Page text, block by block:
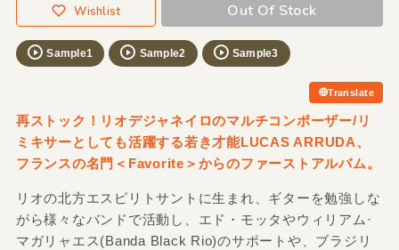
Wishlist Out Of Stock
Sample1 Sample2 Sample3
Translate
再ストック！リオデジャネイロのマルチコンポーザー/リ
ミキサーとしても活躍する若き才能LUCAS ARRUDA、
フランスの名門＜Favorite＞からのファーストアルバム。
リオの北方エスピリトサントに生まれ、ギターを勉強しな
がら様々なバンドで活動し、エド・モッタやウィリアム·
マガリャエス(Banda Black Rio)のサポートや、ブラジリ